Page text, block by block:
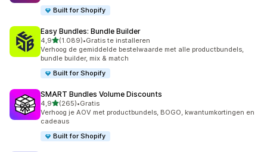
Built for Shopify
Easy Bundles: Bundle Builder
4,9van 5 sterren
(1.089)
1089 recensies in totaal
•Gratis te installeren
Verhoog de gemiddelde bestelwaarde met alle productbundels,
bundle builder, mix & match
Built for Shopify
SMART Bundles Volume Discounts
4,9van 5 sterren
(265)
265 recensies in totaal
•Gratis
Verhoog je AOV met productbundels, BOGO, kwantumkortingen en
cadeaus
Built for Shopify